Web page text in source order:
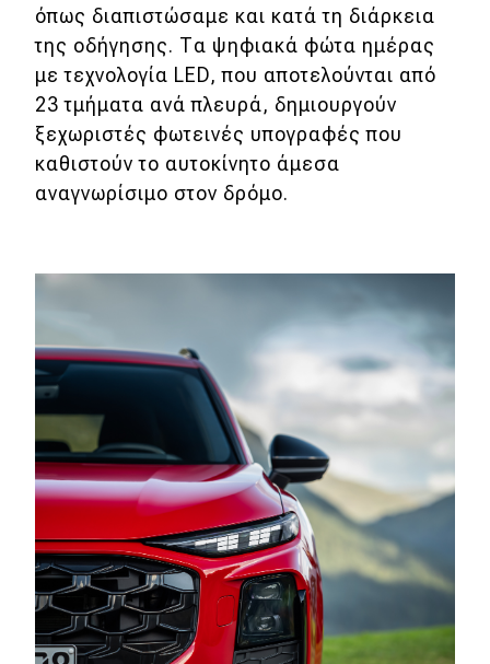
όπως διαπιστώσαμε και κατά τη διάρκεια
της οδήγησης. Τα ψηφιακά φώτα ημέρας
με τεχνολογία LED, που αποτελούνται από
23 τμήματα ανά πλευρά, δημιουργούν
ξεχωριστές φωτεινές υπογραφές που
καθιστούν το αυτοκίνητο άμεσα
αναγνωρίσιμο στον δρόμο.